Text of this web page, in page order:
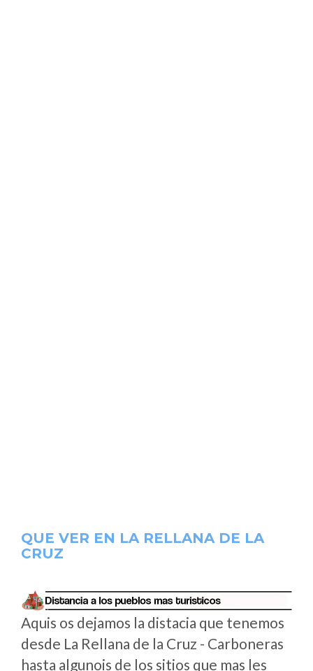
QUE VER EN LA RELLANA DE LA
CRUZ
Aquis os dejamos la distacia que tenemos
desde La Rellana de la Cruz - Carboneras
hasta algunois de los sitios que mas les